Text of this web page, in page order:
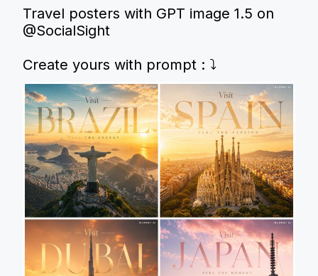
@SocialSight
Create yours with prompt : ⤵️